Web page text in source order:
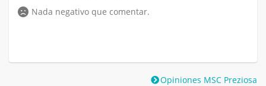
Nada negativo que comentar.
Opiniones MSC Preziosa